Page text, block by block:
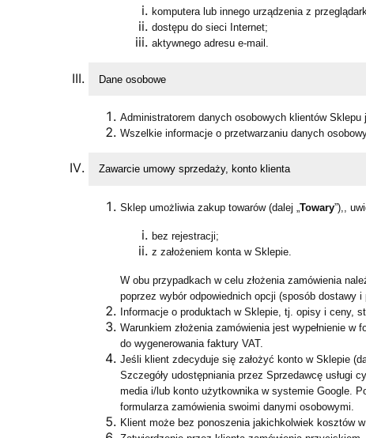
komputera lub innego urządzenia z
dostępu do sieci Internet;
aktywnego adresu e-mail.
Dane osobowe
Administratorem danych osobowych klientów Sklepu
Wszelkie informacje o przetwarzaniu danych
Zawarcie umowy sprzedaży, konto klienta
Sklep umożliwia zakup towarów (dalej „ Towary”),,
bez rejestracji;
z założeniem konta w Sklepie.
W obu przypadkach w celu złożenia zamówienia
poprzez wybór odpowiednich opcji (sposób dostawy i
Informacje o produktach w Sklepie, tj. opisy i ceny,
Warunkiem złożenia zamówienia jest wypełnienie
do wygenerowania faktury VAT.
Jeśli klient zdecyduje się założyć konto w Sklepie
Szczegóły udostępniania przez Sprzedawcę usługi
media i/lub konto użytkownika w systemie Google.
formularza zamówienia swoimi danymi osobowymi.
Klient może bez ponoszenia jakichkolwiek kosztów